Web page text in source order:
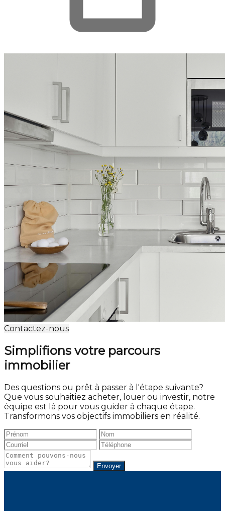
Contactez-nous
Simplifions votre parcours
immobilier
Des questions ou prêt à passer à l'étape suivante?
Que vous souhaitiez acheter, louer ou investir, notre
équipe est là pour vous guider à chaque étape.
Transformons vos objectifs immobiliers en réalité.
Envoyer